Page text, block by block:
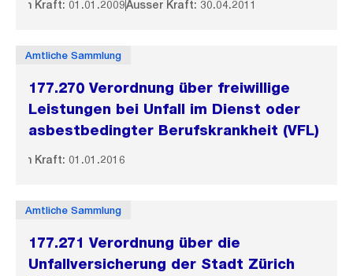
In Kraft: 01.01.2009Ausser Kraft: 30.04.2011
Amtliche Sammlung
177.270 Verordnung über freiwillige
Leistungen bei Unfall im Dienst oder
asbestbedingter Berufskrankheit (VFL)
In Kraft: 01.01.2016
Amtliche Sammlung
177.271 Verordnung über die
Unfallversicherung der Stadt Zürich